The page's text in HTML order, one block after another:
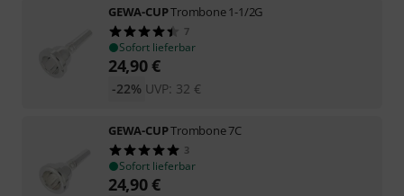
GEWA-CUPTrombone 1-1/2G
7
Sofort lieferbar
24,90€
UVP: 32 €
-22%
GEWA-CUPTrombone 7C
3
Sofort lieferbar
24,90€